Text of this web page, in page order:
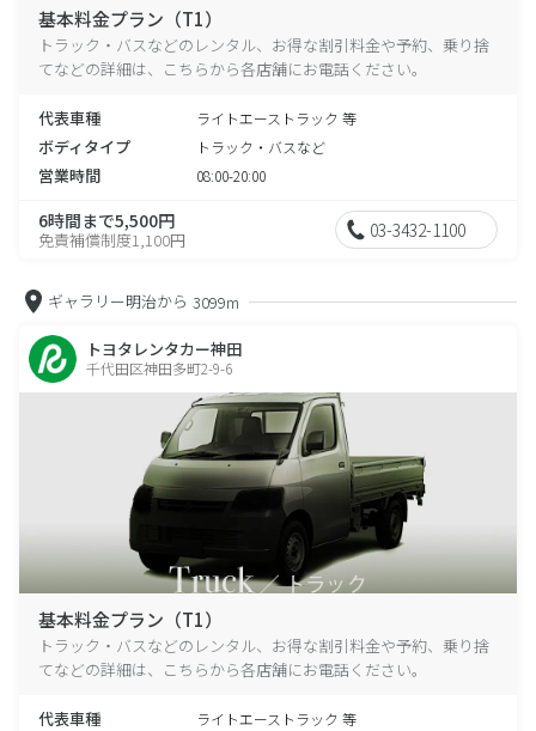
基本料金プラン（T1）
トラック・バスなどのレンタル、お得な割引料金や予約、乗り捨
てなどの詳細は、こちらから各店舗にお電話ください。
代表車種 ライトエーストラック 等
ボディタイプ トラック・バスなど
営業時間 08:00-20:00
6時間まで5,500円
免責補償制度1,100円 03-3432-1100
ギャラリー明治から 3099m
トヨタレンタカー神田
千代田区神田多町2-9-6
基本料金プラン（T1）
トラック・バスなどのレンタル、お得な割引料金や予約、乗り捨
てなどの詳細は、こちらから各店舗にお電話ください。
代表車種 ライトエーストラック 等